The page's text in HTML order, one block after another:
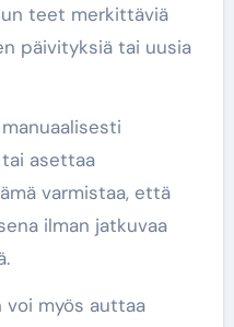
teet merkittäviä
päivityksiä tai uusia
asettaa
varmistaa, että
ilman jatkuvaa
myös auttaa